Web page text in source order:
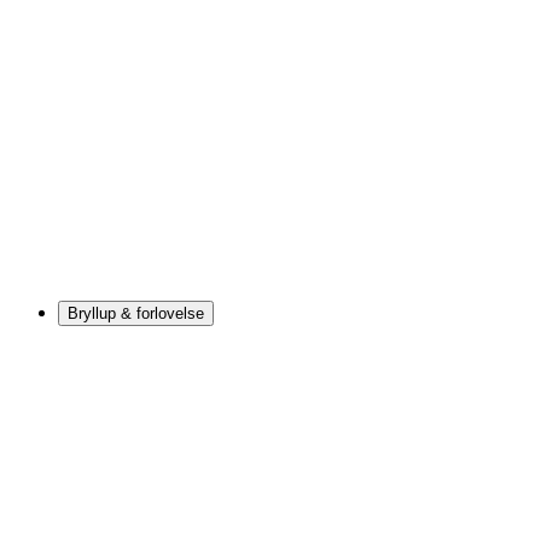
Bryllup & forlovelse